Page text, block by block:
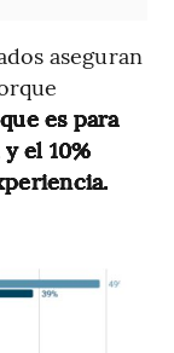
aseguran
es para
el 10%